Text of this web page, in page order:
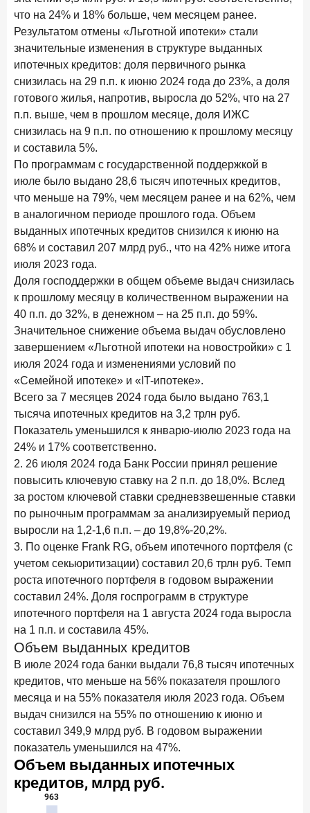
Ипотека в России: итоги апреля 2026 года в цифрах
13 мая 2026 года ИССЛЕДОВАНИЕ
«Ни один зарубежный private банк не может
сравниться с российским»
ИССЛЕДОВАНИЕ
По итогам апреля 2026 года объем выдач кредитов
составил 968 млрд руб.
29 апреля 2026 года
Конкуренция на рынке инвестиционно-страховых
продуктов усиливается
ИССЛЕДОВАНИЕ
Привязанность побеждает ставку? Как выбирают банк
для сбережений в 2026 году
27 апреля 2026 года
Банки скорректировали доходность вкладов после
снижения ключевой ставки до 14,5%
Цифра дня
Средний срок ипотеки на первичном рынке
26,8лет
Frank Data. Ипотека Поделиться
Ипотека. Итоги работы крупнейших ипотечных банков
в марте 2026 года
15 апреля 2026 года ИССЛЕДОВАНИЕ
Рынок подписок 2026: от гонки за объёмами к битве за
привычку
15 апреля 2026 года ИССЛЕДОВАНИЕ
Маркетинговые акции брокеров: обзор механик и
трендов
10 апреля 2026 года
ДНК современного ипотечного клиента
По итогам марта 2026 года объем выдач кредитов
составил 925,7 млрд руб.
26 марта 2026 года ИССЛЕДОВАНИЕ
Не экосистемой единой: как пользователи
распределяют подписки
25 марта 2026 года
Ипотека. Итоги работы крупнейших ипотечных банков
что на 24% и 18% больше, чем месяцем ранее.
Результатом отмены «Льготной ипотеки» стали
значительные изменения в структуре выданных
ипотечных кредитов: доля первичного рынка
снизилась на 29 п.п. к июню 2024 года до 23%, а доля
готового жилья, напротив, выросла до 52%, что на 27
п.п. выше, чем в прошлом месяце, доля ИЖС
снизилась на 9 п.п. по отношению к прошлому месяцу
и составила 5%.
По программам с государственной поддержкой в
июле было выдано 28,6 тысяч ипотечных кредитов,
что меньше на 79%, чем месяцем ранее и на 62%, чем
в аналогичном периоде прошлого года. Объем
выданных ипотечных кредитов снизился к июню на
68% и составил 207 млрд руб., что на 42% ниже итога
июля 2023 года.
Доля господдержки в общем объеме выдач снизилась
к прошлому месяцу в количественном выражении на
40 п.п. до 32%, в денежном – на 25 п.п. до 59%.
Значительное снижение объема выдач обусловлено
завершением «Льготной ипотеки на новостройки» с 1
июля 2024 года и изменениями условий по
«Семейной ипотеке» и «IT-ипотеке».
Всего за 7 месяцев 2024 года было выдано 763,1
тысяча ипотечных кредитов на 3,2 трлн руб.
Показатель уменьшился к январю-июлю 2023 года на
24% и 17% соответственно.
2. 26 июля 2024 года Банк России принял решение
повысить ключевую ставку на 2 п.п. до 18,0%. Вслед
за ростом ключевой ставки средневзвешенные ставки
по рыночным программам за анализируемый период
выросли на 1,2-1,6 п.п. – до 19,8%-20,2%.
3. По оценке Frank RG, объем ипотечного портфеля (с
учетом секьюритизации) составил 20,6 трлн руб. Темп
роста ипотечного портфеля в годовом выражении
составил 24%. Доля госпрограмм в структуре
ипотечного портфеля на 1 августа 2024 года выросла
на 1 п.п. и составила 45%.
Объем выданных кредитов
В июле 2024 года банки выдали 76,8 тысяч ипотечных
кредитов, что меньше на 56% показателя прошлого
месяца и на 55% показателя июля 2023 года. Объем
выдач снизился на 55% по отношению к июню и
составил 349,9 млрд руб. В годовом выражении
показатель уменьшился на 47%.